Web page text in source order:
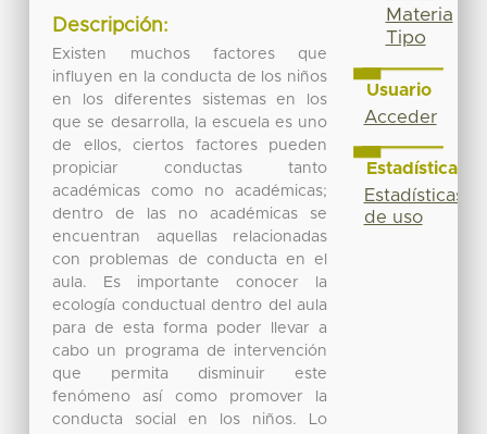
Descripción:
Existen muchos factores que
influyen en la conducta de los niños
en los diferentes sistemas en los
que se desarrolla, la escuela es uno
de ellos, ciertos factores pueden
propiciar conductas tanto
académicas como no académicas;
dentro de las no académicas se
encuentran aquellas relacionadas
con problemas de conducta en el
aula. Es importante conocer la
ecología conductual dentro del aula
para de esta forma poder llevar a
cabo un programa de intervención
que permita disminuir este
fenómeno así como promover la
conducta social en los niños. Lo
Materia
Tipo
Usuario
Acceder
Estadísticas
Estadísticas
de uso